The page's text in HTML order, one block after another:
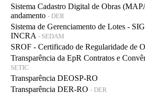
Sistema Cadastro Digital de Obras
andamento - DER
Sistema de Gerenciamento de Lotes -
INCRA - SEDAM
SROF - Certificado de Regularidade de
Transparência da EpR Contratos e
SETIC
Transparência DEOSP-RO
Transparência DER-RO - DER